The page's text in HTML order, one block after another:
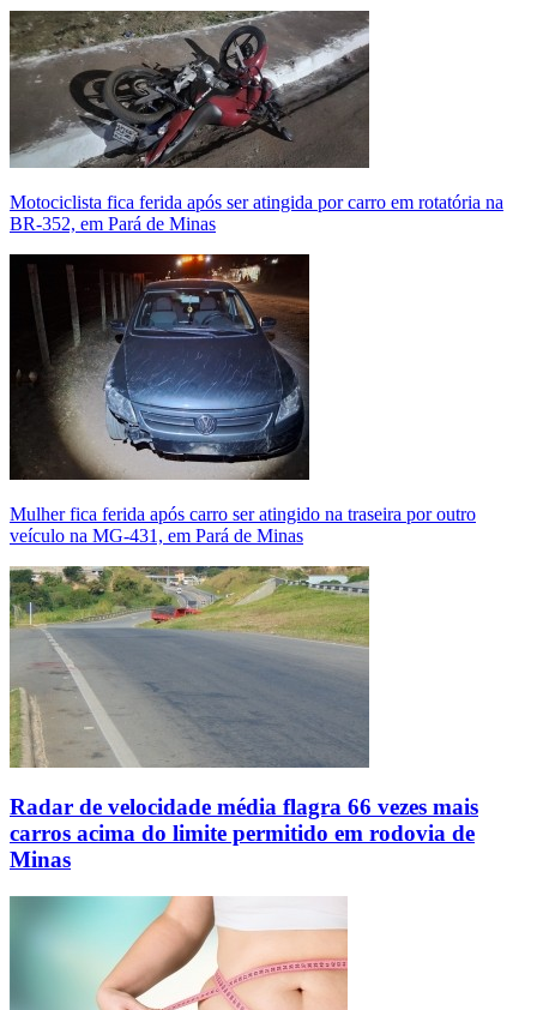
Motociclista fica ferida após ser atingida por carro em rotatória na
BR-352, em Pará de Minas
Mulher fica ferida após carro ser atingido na traseira por outro
veículo na MG-431, em Pará de Minas
Radar de velocidade média flagra 66 vezes mais
carros acima do limite permitido em rodovia de
Minas